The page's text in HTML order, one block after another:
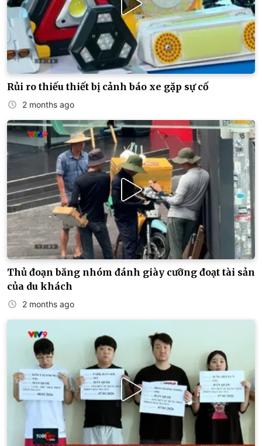
Rủi ro thiếu thiết bị cảnh báo xe gặp sự cố
2 months ago
Thủ đoạn băng nhóm đánh giày cưỡng đoạt tài sản
của du khách
2 months ago